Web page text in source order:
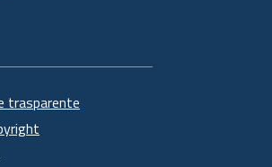
trasparente